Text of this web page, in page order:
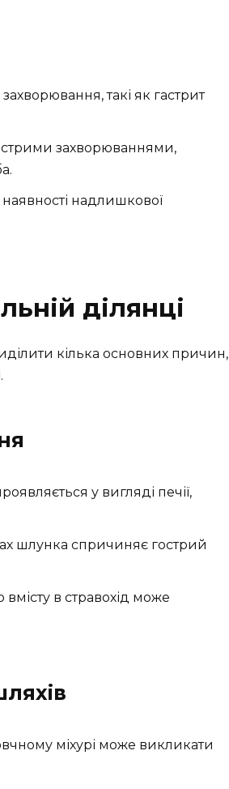
такі як гастрит
захворюваннями,
надлишкової
ділянці
кілька основних причин,
у вигляді печії,
шлунка спричиняє гострий
в стравохід може
міхурі може викликати